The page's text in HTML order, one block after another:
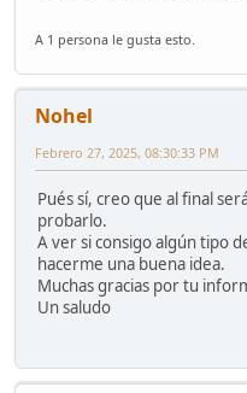
A 1 persona le gusta esto.
Nohel
Febrero 27, 2025, 08:30:33 PM
Pués sí, creo que al final
probarlo.
A ver si consigo algún tipo
hacerme una buena idea.
Muchas gracias por tu
Un saludo